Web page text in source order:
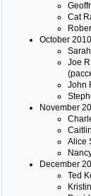
Cat
October
Joe
John
November
Alice
December
Ted